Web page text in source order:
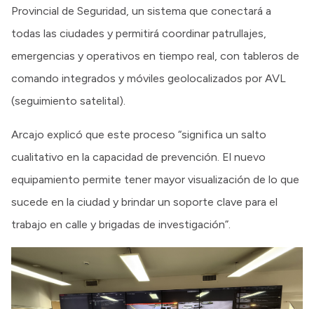
Provincial de Seguridad, un sistema que conectará a
todas las ciudades y permitirá coordinar patrullajes,
emergencias y operativos en tiempo real, con tableros de
comando integrados y móviles geolocalizados por AVL
(seguimiento satelital).
Arcajo explicó que este proceso “significa un salto
cualitativo en la capacidad de prevención. El nuevo
equipamiento permite tener mayor visualización de lo que
sucede en la ciudad y brindar un soporte clave para el
trabajo en calle y brigadas de investigación”.